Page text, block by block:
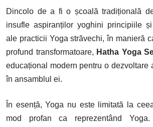
Dincolo de a fi o școală tradițională
insufle aspiranților yoghini principiile
ale practicii Yoga străvechi, în manieră
profund transformatoare, Hatha Yoga
educațional modern pentru o dezvoltare
în ansamblul ei.
În esență, Yoga nu este limitată la
mod profan ca reprezentând Yoga.